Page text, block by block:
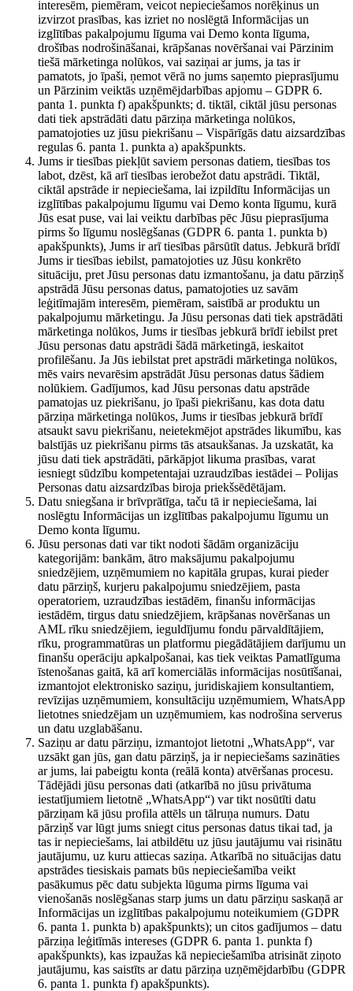
interesēm, piemēram, veicot nepieciešamos norēķinus un
izvirzot prasības, kas izriet no noslēgtā Informācijas un
izglītības pakalpojumu līguma vai Demo konta līguma,
drošības nodrošināšanai, krāpšanas novēršanai vai Pārzinim
tiešā mārketinga nolūkos, vai saziņai ar jums, ja tas ir
pamatots, jo īpaši, ņemot vērā no jums saņemto pieprasījumu
un Pārzinim veiktās uzņēmējdarbības apjomu – GDPR 6.
panta 1. punkta f) apakšpunkts; d. tiktāl, ciktāl jūsu personas
dati tiek apstrādāti datu pārziņa mārketinga nolūkos,
pamatojoties uz jūsu piekrišanu – Vispārīgās datu aizsardzības
regulas 6. panta 1. punkta a) apakšpunkts.
Jums ir tiesības piekļūt saviem personas datiem, tiesības tos
labot, dzēst, kā arī tiesības ierobežot datu apstrādi. Tiktāl,
ciktāl apstrāde ir nepieciešama, lai izpildītu Informācijas un
izglītības pakalpojumu līgumu vai Demo konta līgumu, kurā
Jūs esat puse, vai lai veiktu darbības pēc Jūsu pieprasījuma
pirms šo līgumu noslēgšanas (GDPR 6. panta 1. punkta b)
apakšpunkts), Jums ir arī tiesības pārsūtīt datus. Jebkurā brīdī
Jums ir tiesības iebilst, pamatojoties uz Jūsu konkrēto
situāciju, pret Jūsu personas datu izmantošanu, ja datu pārziņš
apstrādā Jūsu personas datus, pamatojoties uz savām
leģitīmajām interesēm, piemēram, saistībā ar produktu un
pakalpojumu mārketingu. Ja Jūsu personas dati tiek apstrādāti
mārketinga nolūkos, Jums ir tiesības jebkurā brīdī iebilst pret
Jūsu personas datu apstrādi šādā mārketingā, ieskaitot
profilēšanu. Ja Jūs iebilstat pret apstrādi mārketinga nolūkos,
mēs vairs nevarēsim apstrādāt Jūsu personas datus šādiem
nolūkiem. Gadījumos, kad Jūsu personas datu apstrāde
pamatojas uz piekrišanu, jo īpaši piekrišanu, kas dota datu
pārziņa mārketinga nolūkos, Jums ir tiesības jebkurā brīdī
atsaukt savu piekrišanu, neietekmējot apstrādes likumību, kas
balstījās uz piekrišanu pirms tās atsaukšanas. Ja uzskatāt, ka
jūsu dati tiek apstrādāti, pārkāpjot likuma prasības, varat
iesniegt sūdzību kompetentajai uzraudzības iestādei – Polijas
Personas datu aizsardzības biroja priekšsēdētājam.
Datu sniegšana ir brīvprātīga, taču tā ir nepieciešama, lai
noslēgtu Informācijas un izglītības pakalpojumu līgumu un
Demo konta līgumu.
Jūsu personas dati var tikt nodoti šādām organizāciju
kategorijām: bankām, ātro maksājumu pakalpojumu
sniedzējiem, uzņēmumiem no kapitāla grupas, kurai pieder
datu pārziņš, kurjeru pakalpojumu sniedzējiem, pasta
operatoriem, uzraudzības iestādēm, finanšu informācijas
iestādēm, tirgus datu sniedzējiem, krāpšanas novēršanas un
AML rīku sniedzējiem, ieguldījumu fondu pārvaldītājiem,
rīku, programmatūras un platformu piegādātājiem darījumu un
finanšu operāciju apkalpošanai, kas tiek veiktas Pamatlīguma
īstenošanas gaitā, kā arī komerciālās informācijas nosūtīšanai,
izmantojot elektronisko saziņu, juridiskajiem konsultantiem,
revīzijas uzņēmumiem, konsultāciju uzņēmumiem, WhatsApp
lietotnes sniedzējam un uzņēmumiem, kas nodrošina serverus
un datu uzglabāšanu.
Saziņu ar datu pārziņu, izmantojot lietotni „WhatsApp“, var
uzsākt gan jūs, gan datu pārziņš, ja ir nepieciešams sazināties
ar jums, lai pabeigtu konta (reālā konta) atvēršanas procesu.
Tādējādi jūsu personas dati (atkarībā no jūsu privātuma
iestatījumiem lietotnē „WhatsApp“) var tikt nosūtīti datu
pārziņam kā jūsu profila attēls un tālruņa numurs. Datu
pārziņš var lūgt jums sniegt citus personas datus tikai tad, ja
tas ir nepieciešams, lai atbildētu uz jūsu jautājumu vai risinātu
jautājumu, uz kuru attiecas saziņa. Atkarībā no situācijas datu
apstrādes tiesiskais pamats būs nepieciešamība veikt
pasākumus pēc datu subjekta lūguma pirms līguma vai
vienošanās noslēgšanas starp jums un datu pārziņu saskaņā ar
Informācijas un izglītības pakalpojumu noteikumiem (GDPR
6. panta 1. punkta b) apakšpunkts); un citos gadījumos – datu
pārziņa leģitīmās intereses (GDPR 6. panta 1. punkta f)
apakšpunkts), kas izpaužas kā nepieciešamība atrisināt ziņoto
jautājumu, kas saistīts ar datu pārziņa uzņēmējdarbību (GDPR
6. panta 1. punkta f) apakšpunkts).